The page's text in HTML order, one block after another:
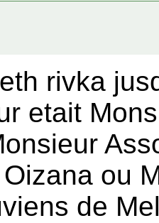
rivka
etait
ou
de